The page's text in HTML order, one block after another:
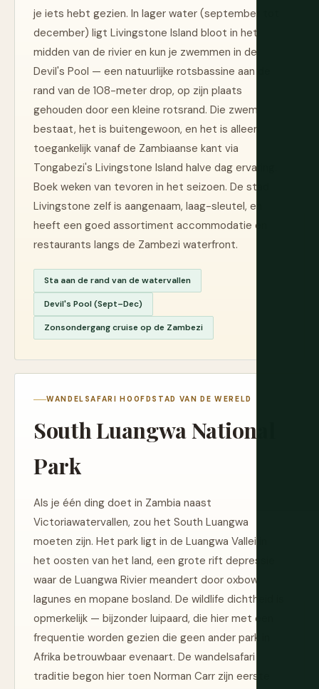
je iets hebt gezien. In lager water (september tot
december) ligt Livingstone Island bloot in het
midden van de rivier en kun je zwemmen in de
Devil's Pool — een natuurlijke rotsbassine aan de
rand van de 108-meter drop, op zijn plaats
gehouden door een kleine rotsrand. Die zwem
bestaat, het is buitengewoon, en het is alleen
toegankelijk vanaf de Zambiaanse kant via
Tongabezi's Livingstone Island halve dag ervaring.
Boek weken van tevoren in het seizoen. De stad
Livingstone zelf is aangenaam, laag-sleutel, en
heeft een goed assortiment accommodatie en
restaurants langs de Zambezi waterfront.
Sta aan de rand van de watervallen
Devil's Pool (Sept–Dec)
Zonsondergang cruise op de Zambezi
WANDELSAFARI HOOFDSTAD VAN DE WERELD
South Luangwa National
Park
Als je één ding doet in Zambia naast
Victoriawatervallen, zou het South Luangwa
moeten zijn. Het park ligt in de Luangwa Vallei in
het oosten van het land, een grote rift depressie
waar de Luangwa Rivier meandert door oxbow
lagunes en mopane bosland. De wildlife dichtheid is
opmerkelijk — bijzonder luipaard, die hier met een
frequentie worden gezien die geen ander park in
Afrika betrouwbaar evenaart. De wandelsafari
traditie begon hier toen Norman Carr zijn eerste